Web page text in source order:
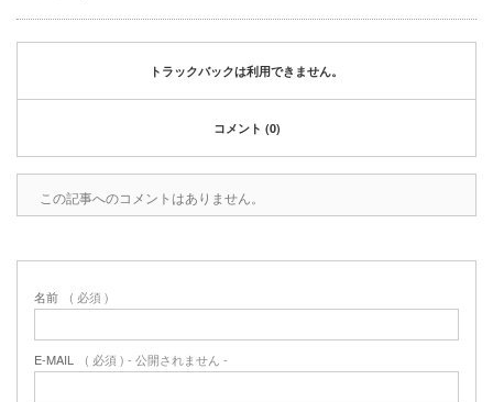
トラックバックは利用できません。
コメント (0)
この記事へのコメントはありません。
名前 ( 必須 )
E-MAIL ( 必須 ) - 公開されません -